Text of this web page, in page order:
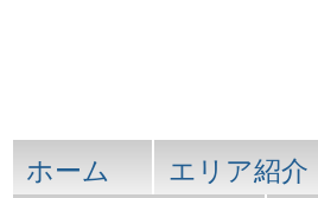
ン
細
セ
ホーム エリア紹介